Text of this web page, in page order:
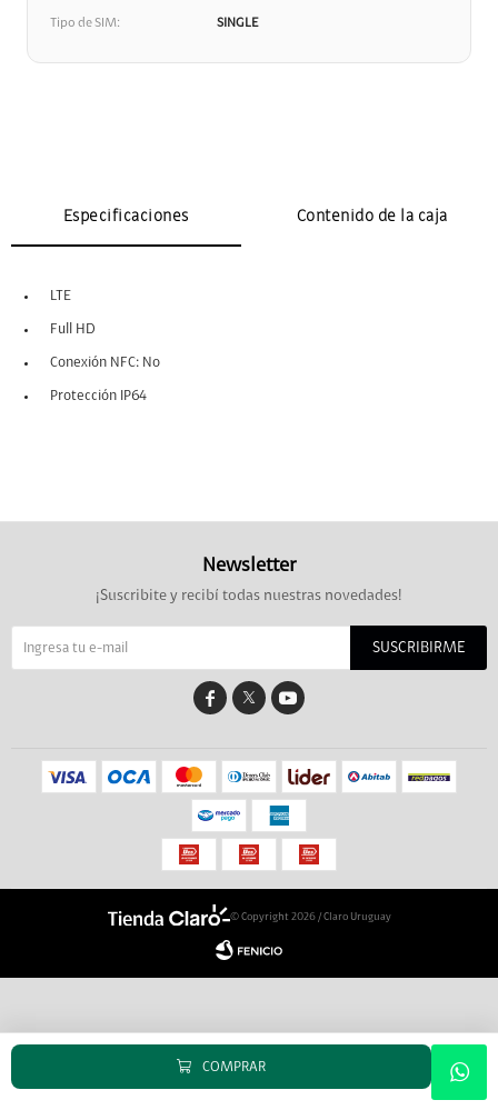
COMPRAR
Tipo de SIM SINGLE
Especificaciones Contenido de la caja
LTE
Full HD
Conexión NFC: No
Protección IP64
Newsletter
¡Suscribite y recibí todas nuestras novedades!
SUSCRIBIRME
 
© Copyright 2026 / Claro Uruguay